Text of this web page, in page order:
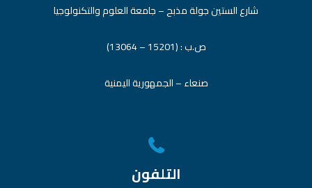
شارع الستين جولة مذبح – جامعة العلوم والتكنولوجيا
ص.ب : (15201 – 13064)
صنعاء – الجمهورية اليمنية
التلفون